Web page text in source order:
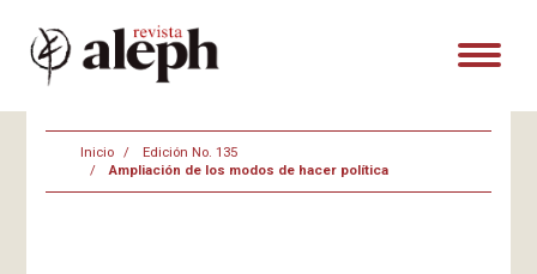
Inicio
Edición No. 135
Ampliación de los modos de hacer política